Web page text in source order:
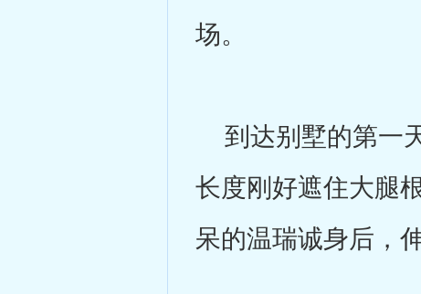
场。
到达别墅的第一
长度刚好遮住大腿
呆的温瑞诚身后，